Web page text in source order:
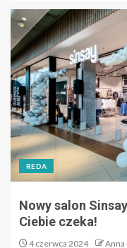
REDA
Nowy salon
Ciebie czeka!
4 czerwca 2024 Anna